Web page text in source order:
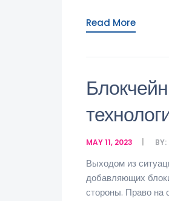
Read More
MAY 11, 2023 BY:
Выходом из
добавляющих
стороны. Право на